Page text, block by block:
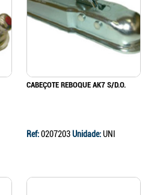
CABEÇOTE REBOQUE AK7 S/D.O.
Ref:0207203Unidade:UNI